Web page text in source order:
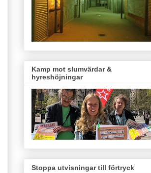
Kamp mot slumvärdar &
hyreshöjningar
Stoppa utvisningar till förtryck